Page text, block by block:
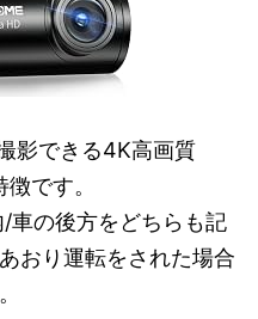
影できる4K高画質
です。
車の後方をどちらも記
おり運転をされた場合